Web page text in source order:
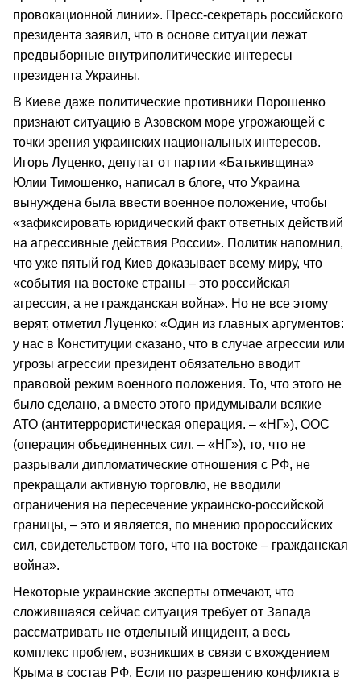
провокационной линии». Пресс-секретарь российского
президента заявил, что в основе ситуации лежат
предвыборные внутриполитические интересы
президента Украины.
В Киеве даже политические противники Порошенко
признают ситуацию в Азовском море угрожающей с
точки зрения украинских национальных интересов.
Игорь Луценко, депутат от партии «Батькивщина»
Юлии Тимошенко, написал в блоге, что Украина
вынуждена была ввести военное положение, чтобы
«зафиксировать юридический факт ответных действий
на агрессивные действия России». Политик напомнил,
что уже пятый год Киев доказывает всему миру, что
«события на востоке страны – это российская
агрессия, а не гражданская война». Но не все этому
верят, отметил Луценко: «Один из главных аргументов:
у нас в Конституции сказано, что в случае агрессии или
угрозы агрессии президент обязательно вводит
правовой режим военного положения. То, что этого не
было сделано, а вместо этого придумывали всякие
АТО (антитеррористическая операция. – «НГ»), ООС
(операция объединенных сил. – «НГ»), то, что не
разрывали дипломатические отношения с РФ, не
прекращали активную торговлю, не вводили
ограничения на пересечение украинско-российской
границы, – это и является, по мнению пророссийских
сил, свидетельством того, что на востоке – гражданская
война».
Некоторые украинские эксперты отмечают, что
сложившаяся сейчас ситуация требует от Запада
рассматривать не отдельный инцидент, а весь
комплекс проблем, возникших в связи с вхождением
Крыма в состав РФ. Если по разрешению конфликта в